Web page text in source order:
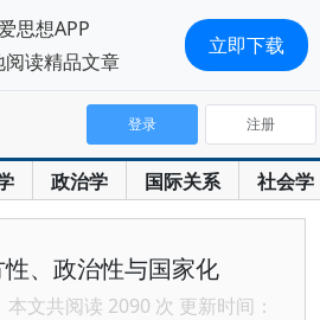
政治学 国际关系 社会学
登录 注册
、政治性与国家化
本文共阅读 2090 次 更新时间：
思想APP
阅读精品文章
立即下载